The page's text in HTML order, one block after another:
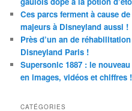
Ces parcs ferment à cause
majeurs à Disneyland aussi !
Près d’un an de
Disneyland Paris !
Supersonic 1887 : le
en images, vidéos et chiffres !
CATÉGORIES